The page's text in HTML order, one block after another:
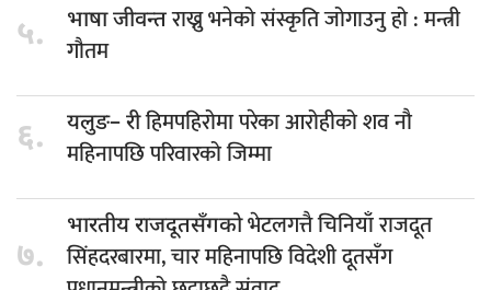
५. भाषा जीवन्तराख्नु भनेको संस्कृति जोगाउनु हो : मन्त्री
गौतम
६. यलुङ– रीहिमपहिरोमा परेका आरोहीको शव नौ
महिनापछि परिवारको जिम्मा
७.
भारतीय राजदूतसँगकोभेटलगत्तै चिनियाँ राजदूत
सिंहदरबारमा, चार महिनापछि विदेशी दूतसँग